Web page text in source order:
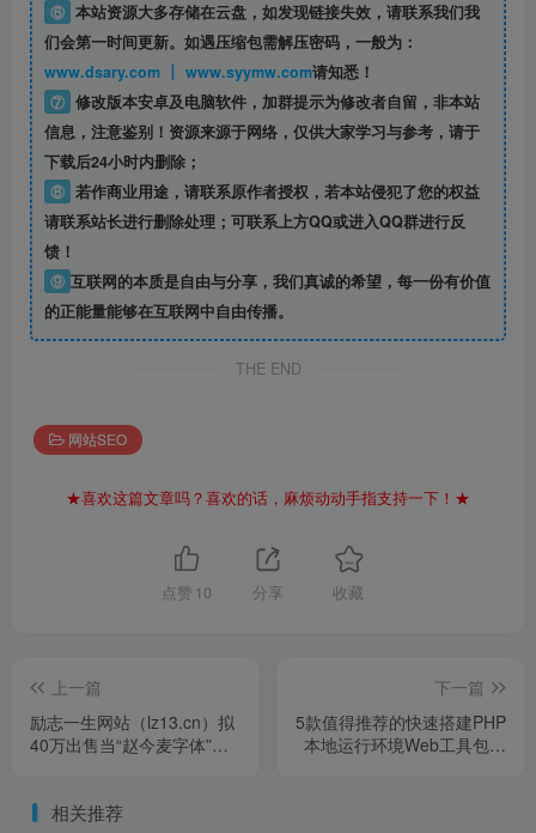
⑥ 本站资源大多存储在云盘，如发现链接失效，请联系我们我
们会第一时间更新。如遇压缩包需解压密码，一般为：
www.dsary.com 丨 www.syymw.com请知悉！
⑦ 修改版本安卓及电脑软件，加群提示为修改者自留， 非本站
信息，注意鉴别！资源来源于网络，仅供大家学习与参考，请于
下载后24小时内删除；
⑧ 若作商业用途，请联系原作者授权，若本站侵犯了您的权益
请联系站长进行删除处理；可联系上方QQ或进入QQ群进行反
馈！
⑨ 互联网的本质是自由与分享，我们真诚的希望，每一份有价值
的正能量能够在互联网中自由传播。
THE END
网站SEO
★喜欢这篇文章吗？喜欢的话，麻烦动动手指支持一下！★
点赞 10 分享 收藏
上一篇
励志一生网站（lz13.cn）拟
40万出售当“赵今麦字体”遇
下一篇
5款值得推荐的快速搭建PHP
本地运行环境Web工具包杨
相关推荐